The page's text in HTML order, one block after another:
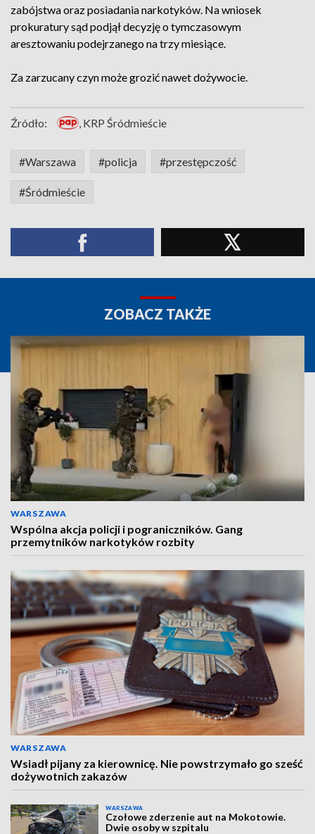
zabójstwa oraz posiadania narkotyków. Na wniosek
prokuratury sąd podjął decyzję o tymczasowym
aresztowaniu podejrzanego na trzy miesiące.
Za zarzucany czyn może grozić nawet dożywocie.
Źródło: , KRP Śródmieście
#Warszawa #policja #przestępczość
#Śródmieście
ZOBACZ TAKŻE
WARSZAWA
Wspólna akcja policji i pograniczników. Gang
przemytników narkotyków rozbity
WARSZAWA
Wsiadł pijany za kierownicę. Nie powstrzymało go sześć
dożywotnich zakazów
WARSZAWA
Czołowe zderzenie aut na Mokotowie.
Dwie osoby w szpitalu